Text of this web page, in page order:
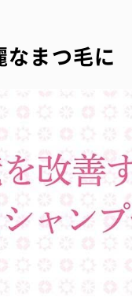
まつ毛に